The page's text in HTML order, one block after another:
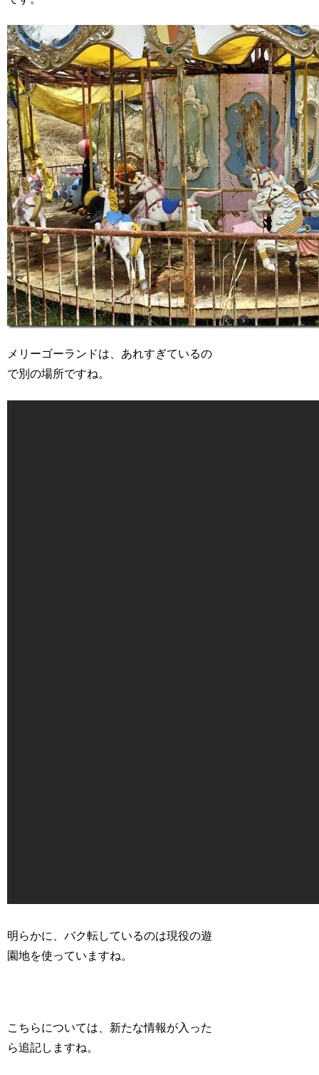
メリーゴーランドは、あれすぎているの
で別の場所ですね。
明らかに、バク転しているのは現役の遊
園地を使っていますね。
こちらについては、新たな情報が入った
ら追記しますね。